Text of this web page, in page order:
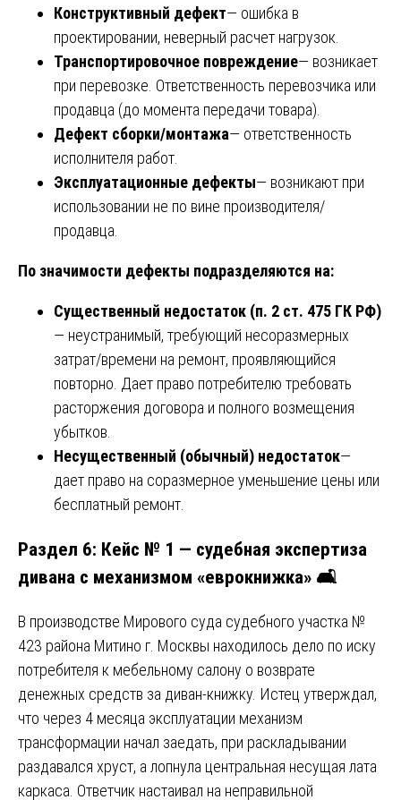
Конструктивный дефект— ошибка в
проектировании, неверный расчет нагрузок.
Транспортировочное повреждение— возникает
при перевозке. Ответственность перевозчика или
продавца (до момента передачи товара).
Дефект сборки/монтажа— ответственность
исполнителя работ.
Эксплуатационные дефекты— возникают при
использовании не по вине производителя/
продавца.
По значимости дефекты подразделяются на:
Существенный недостаток (п. 2 ст. 475 ГК РФ)
— неустранимый, требующий несоразмерных
затрат/времени на ремонт, проявляющийся
повторно. Дает право потребителю требовать
расторжения договора и полного возмещения
убытков.
Несущественный (обычный) недостаток—
дает право на соразмерное уменьшение цены или
бесплатный ремонт.
Раздел 6: Кейс № 1 — судебная экспертиза
дивана с механизмом «еврокнижка» 🛋️
В производстве Мирового суда судебного участка №
423 района Митино г. Москвы находилось дело по иску
потребителя к мебельному салону о возврате
денежных средств за диван-книжку. Истец утверждал,
что через 4 месяца эксплуатации механизм
трансформации начал заедать, при раскладывании
раздавался хруст, а лопнула центральная несущая лата
каркаса. Ответчик настаивал на неправильной